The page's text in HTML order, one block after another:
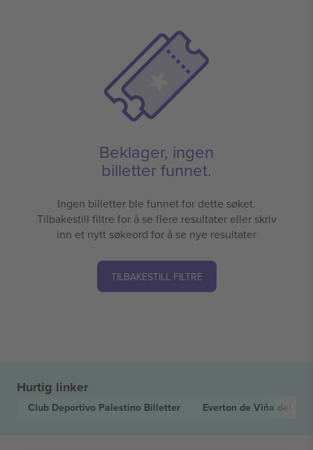
Beklager, ingen
billetter funnet.
Ingen billetter ble funnet for dette søket.
Tilbakestill filtre for å se flere resultater eller skriv
inn et nytt søkeord for å se nye resultater
TILBAKESTILL FILTRE
Hurtig linker
Club Deportivo Palestino Billetter Everton de Viña del